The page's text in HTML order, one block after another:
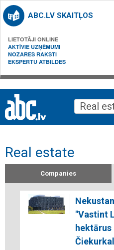
ABC.LV SKAITĻOS
LIETOTĀJI ONLINE
AKTĪVIE UZŅĒMUMI
NOZARES RAKSTI
EKSPERTU ATBILDES
Real estate
Companies
"Vastint
hektārus